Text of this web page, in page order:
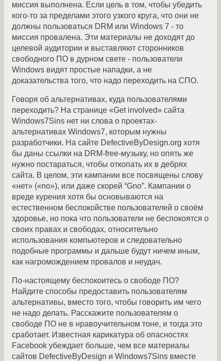
миссия выполнена. Если цель в том, чтобы убедить
кого-то за пределами этого узкого круга, что они не
должны пользоваться DRM или Windows 7 - то
миссия провалена. Эти материалы не доходят до
целевой аудитории и выставляют сторонников
свободного ПО в дурном свете - пользователи
Windows видят простые нападки, а не
доказательства того, что надо переходить на СПО.
Говоря об альтернативах, куда пользователями
переходить? На странице «Get involved» сайта
Windows7Sins нет ни слова о проектах-
альтернативах Windows7, которым нужны
разработчики. На сайте DefectiveByDesign.org хотя
бы даны ссылки на DRM-free-музыку, но опять же
нужно постараться, чтобы откопать их в дебрях
сайта. В целом, эти кампании все посвящены слову
«нет» («no»), или даже скорей “Gno”. Кампании о
вреде курения хотя бы основываются на
естественном беспокойстве пользователей о своём
здоровье, но пока что пользователи не беспокоятся о
своих правах и свободах, относительно
использования компьютеров и следовательно
подобные программы и дальше будут ничем иным,
как нагромождением провалов и неудач.
По-настоящему беспокоитесь о свободе ПО?
Найдите способы предоставить пользователям
альтернативы, вместо того, чтобы говорить им чего
не надо делать. Расскажите пользователям о
свободе ПО не в нравоучительном тоне, и тогда это
сработает. Известная карикатура об опасностях
Facebook убеждает больше, чем все материалы
сайтов DefectiveByDesign и Windows7Sins вместе